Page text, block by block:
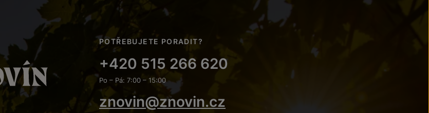
POTŘEBUJETE PORADIT?
+420 515 266 620
Po – Pá: 7:00 – 15:00
znovin@znovin.cz